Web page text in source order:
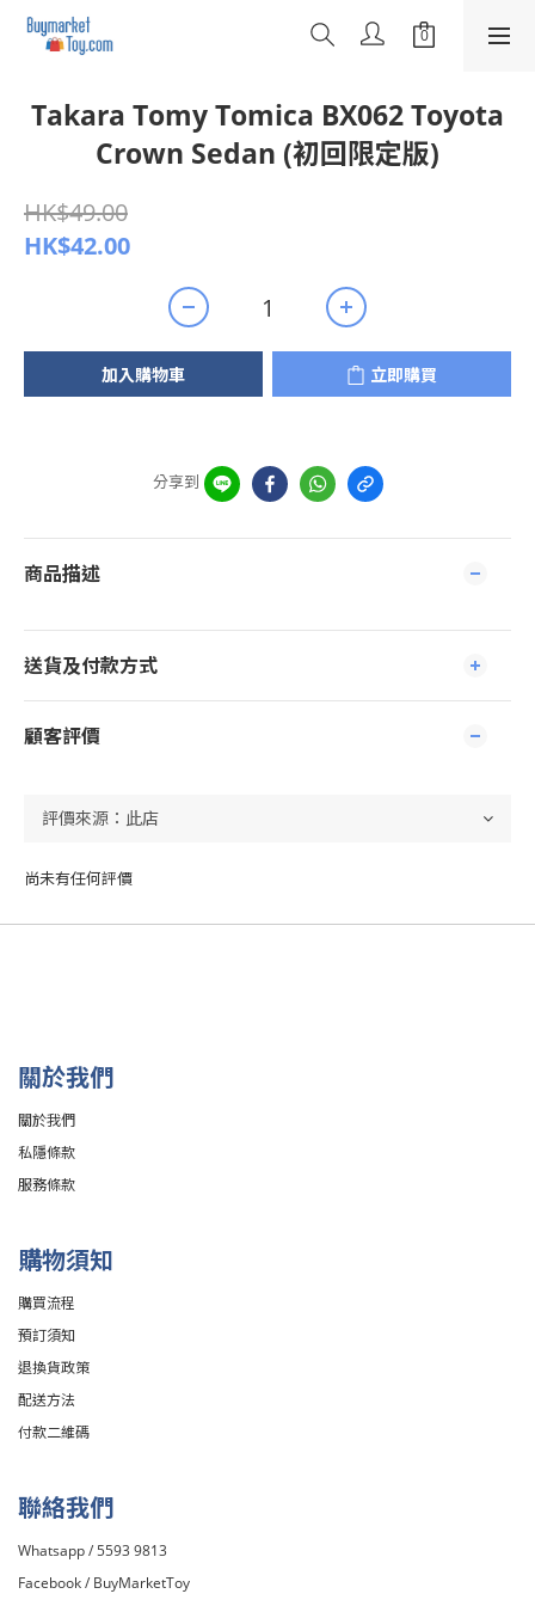
Takara Tomy Tomica BX062 Toyota
Crown Sedan (初回限定版)
HK$49.00
HK$42.00
加入購物車 立即購買
分享到
商品描述
送貨及付款方式
顧客評價
尚未有任何評價
關於我們
關於我們
私隱條款
服務條款
購物須知
購買流程
預訂須知
退換貨政策
配送方法
付款二維碼
聯絡我們
Whatsapp / 5593 9813
Facebook / BuyMarketToy